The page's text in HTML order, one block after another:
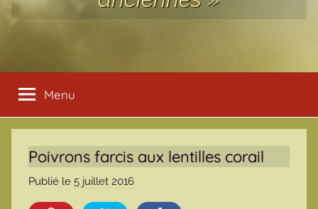
Menu
Poivrons farcis aux lentilles corail
Publié le 5 juillet 2016